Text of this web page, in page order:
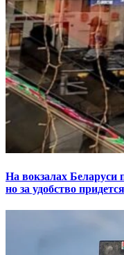
На вокзалах
но за удобство